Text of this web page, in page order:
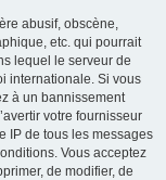
abusif, obscène,
etc. qui pourrait
lequel le serveur de
internationale. Si vous
à un bannissement
votre fournisseur
IP de tous les messages
Vous acceptez
de modifier, de